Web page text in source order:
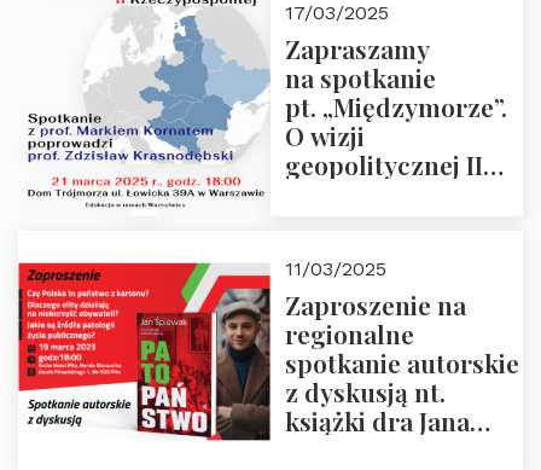
“Rosja-Niemcy…”
17/03/2025
Zapraszamy
na spotkanie
pt. „Międzymorze”.
O wizji
geopolitycznej II
i prof.
Krasnodębski
11/03/2025
Zaproszenie na
regionalne
spotkanie autorskie
z dyskusją nt.
książki dra Jana